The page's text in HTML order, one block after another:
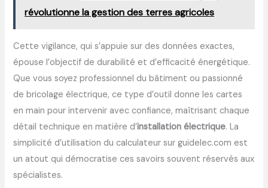
révolutionne la gestion des terres agricoles
Cette vigilance, qui s’appuie sur des données exactes,
épouse l’objectif de durabilité et d’efficacité énergétique.
Que vous soyez professionnel du bâtiment ou passionné
de bricolage électrique, ce type d’outil donne les cartes
en main pour intervenir avec confiance, maîtrisant chaque
détail technique en matière d’installation électrique. La
simplicité d’utilisation du calculateur sur guidelec.com est
un atout qui démocratise ces savoirs souvent réservés aux
spécialistes.